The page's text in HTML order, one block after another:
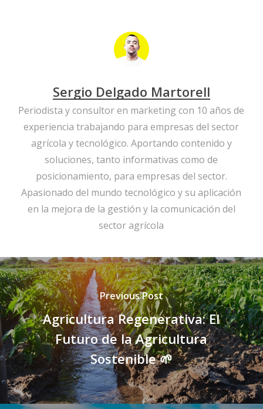
Sergio Delgado Martorell
Periodista y consultor en marketing con 10 años de
experiencia trabajando para empresas del sector
agrícola y tecnológico. Aportando contenido y
soluciones, tanto informativas como de
posicionamiento, para empresas del sector.
Apasionado del mundo tecnológico y su aplicación
en la mejora de la gestión y la comunicación del
sector agrícola
Previous Post
Agricultura Regenerativa: El
Futuro de la Agricultura
Sostenible 🌱